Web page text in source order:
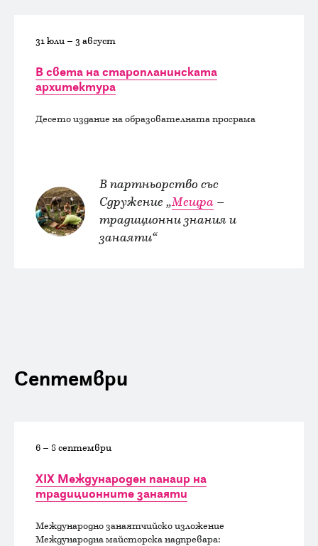
31 юли – 3 август
В света на старопланинската
архитектура
Десето издание на образователната програма
В партньорство със
Сдружение „Мещра –
традиционни знания и
занаяти“
Септември
6 – 8 септември
XIX Международен панаир на
традиционните занаяти
Международно занаятчийско изложение
Международна майсторска надпревара: